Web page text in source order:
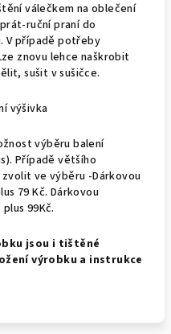
válečkem na oblečení
ruční praní do
V případě potřeby
znovu lehce naškrobit
sušit v sušičce.
výšivka
výběru balení
Případě většího
ve výběru -Dárkovou
79 Kč. Dárkovou
99Kč.
jsou i tištěné
výrobku a instrukce